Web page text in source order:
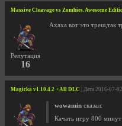
Massive Cleavage vs Zombies. Awesome
Репутация
16
Ахаха вот это треш,так
Magicka v1.10.4.2 + All DLC | Дата 2016-07-
wowamin сказал:
Качать игру 800